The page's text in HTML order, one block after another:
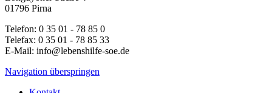
01796 Pirna
Telefon: 0 35 01 - 78 85 0
Telefax: 0 35 01 - 78 85 33
E-Mail: info@lebenshilfe-soe.de
Navigation überspringen